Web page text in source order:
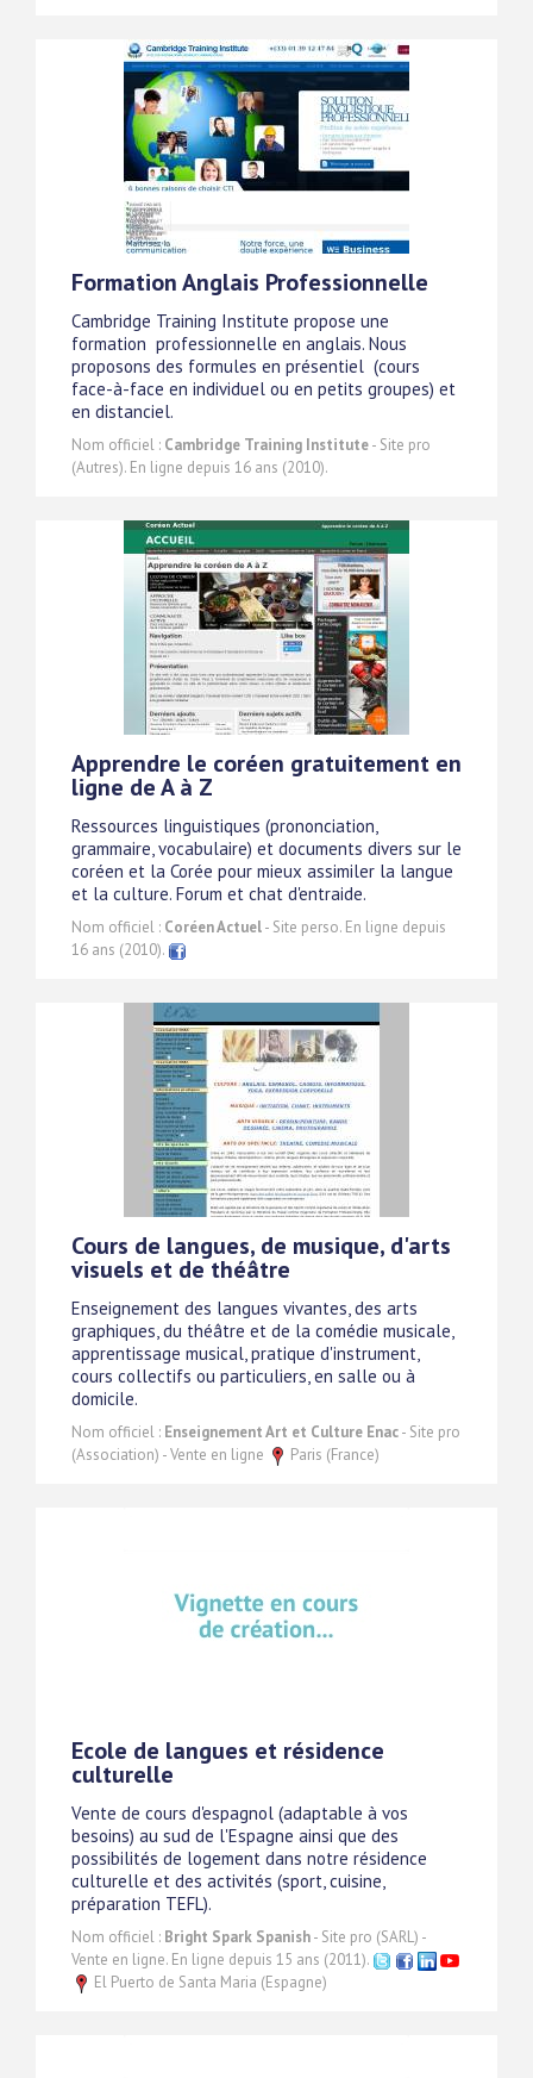
Formation Anglais Professionnelle
Cambridge Training Institute propose une
formation professionnelle en anglais. Nous
proposons des formules en présentiel (cours
face-à-face en individuel ou en petits groupes) et
en distanciel.
Nom officiel : Cambridge Training Institute- Site pro
(Autres). En ligne depuis 16 ans (2010).
Apprendre le coréen gratuitement en
ligne de A à Z
Ressources linguistiques (prononciation,
grammaire, vocabulaire) et documents divers sur le
coréen et la Corée pour mieux assimiler la langue
et la culture. Forum et chat d'entraide.
Nom officiel : Coréen Actuel- Site perso. En ligne depuis
16 ans (2010).
Cours de langues, de musique, d'arts
visuels et de théâtre
Enseignement des langues vivantes, des arts
graphiques, du théâtre et de la comédie musicale,
apprentissage musical, pratique d'instrument,
cours collectifs ou particuliers, en salle ou à
domicile.
Nom officiel : Enseignement Art et Culture Enac- Site pro
(Association) - Vente en ligne
Paris (France)
Ecole de langues et résidence
culturelle
Vente de cours d'espagnol (adaptable à vos
besoins) au sud de l'Espagne ainsi que des
possibilités de logement dans notre résidence
culturelle et des activités (sport, cuisine,
préparation TEFL).
Nom officiel : Bright Spark Spanish- Site pro (SARL) -
Vente en ligne. En ligne depuis 15 ans (2011).
El Puerto de Santa Maria (Espagne)